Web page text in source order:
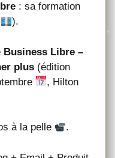
: sa formation
).
Business Libre –
plus (édition
, Hilton
à la pelle .